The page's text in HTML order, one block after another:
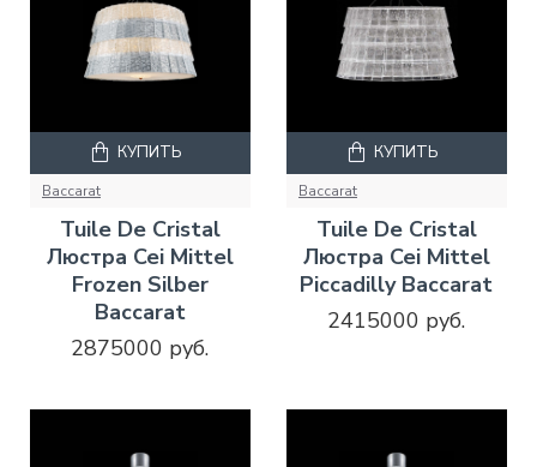
Baccarat
Tuile De Cristal
Люстра Cei Mittel
Frozen Silber
Baccarat
2875000 руб.
КУПИТЬ
Baccarat
Tuile De Cristal
Люстра Cei Mittel
Piccadilly Baccarat
2415000 руб.
КУПИТЬ